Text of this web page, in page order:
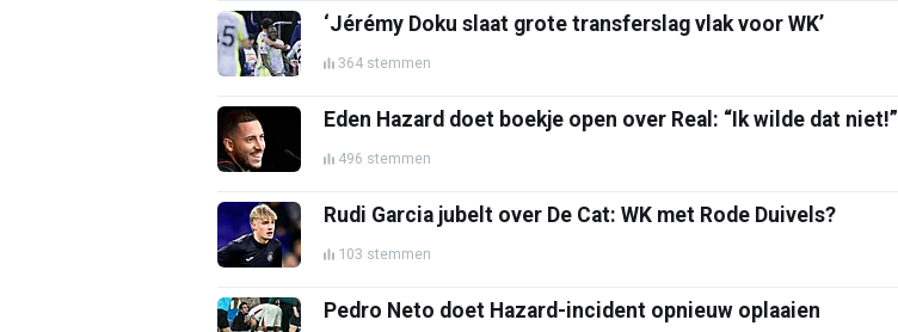
‘Jérémy Doku slaat grote transferslag vlak voor WK’
364 stemmen
Eden Hazard doet boekje open over Real: “Ik wilde dat niet!”
496 stemmen
Rudi Garcia jubelt over De Cat: WK met Rode Duivels?
103 stemmen
Pedro Neto doet Hazard-incident opnieuw oplaaien